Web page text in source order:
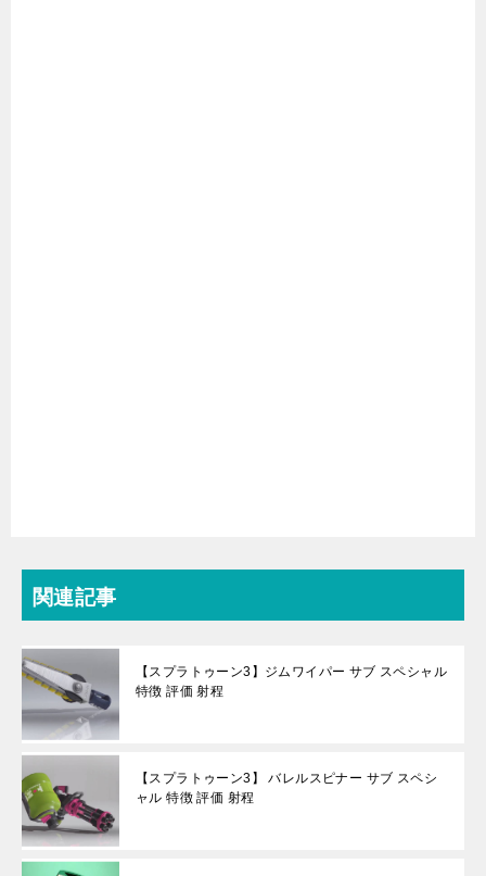
関連記事
【スプラトゥーン3】ジムワイパー サブ スペシャル
特徴 評価 射程
【スプラトゥーン3】 バレルスピナー サブ スペシ
ャル 特徴 評価 射程